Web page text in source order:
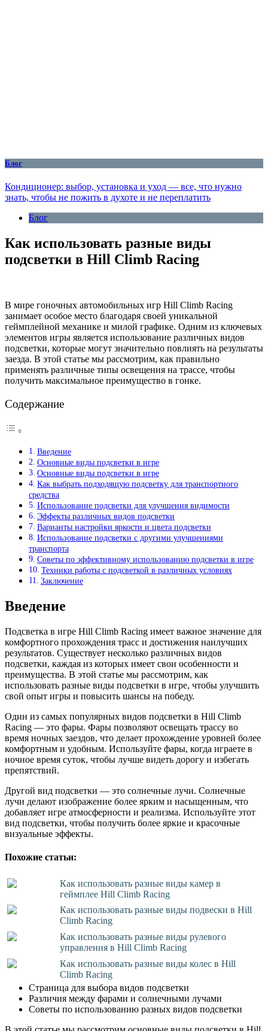
Блог
Кондиционер: выбор, установка и уход — все, что нужно
знать, чтобы не пожить в духоте и не переплатить
Блог
Как использовать разные виды
подсветки в Hill Climb Racing
В мире гоночных автомобильных игр Hill Climb Racing
занимает особое место благодаря своей уникальной
геймплейной механике и милой графике. Одним из ключевых
элементов игры является использование различных видов
подсветки, которые могут значительно повлиять на результаты
заезда. В этой статье мы рассмотрим, как правильно
применять различные типы освещения на трассе, чтобы
получить максимальное преимущество в гонке.
Содержание
Введение
Основные виды подсветки в игре
Основные виды подсветки в игре
Как выбрать подходящую подсветку для транспортного
средства
Использование подсветки для улучшения видимости
Эффекты различных видов подсветки
Варианты настройки яркости и цвета подсветки
Использование подсветки с другими улучшениями
транспорта
Советы по эффективному использованию подсветки в игре
Техники работы с подсветкой в различных условиях
Заключение
Введение
Подсветка в игре Hill Climb Racing имеет важное значение для
комфортного прохождения трасс и достижения наилучших
результатов. Существует несколько различных видов
подсветки, каждая из которых имеет свои особенности и
преимущества. В этой статье мы рассмотрим, как
использовать разные виды подсветки в игре, чтобы улучшить
свой опыт игры и повысить шансы на победу.
Один из самых популярных видов подсветки в Hill Climb
Racing — это фары. Фары позволяют освещать трассу во
время ночных заездов, что делает прохождение уровней более
комфортным и удобным. Используйте фары, когда играете в
ночное время суток, чтобы лучше видеть дорогу и избегать
препятствий.
Другой вид подсветки — это солнечные лучи. Солнечные
лучи делают изображение более ярким и насыщенным, что
добавляет игре атмосферности и реализма. Используйте этот
вид подсветки, чтобы получить более яркие и красочные
визуальные эффекты.
Похожие статьи:
Как использовать разные виды камер в
геймплее Hill Climb Racing
Как использовать разные виды подвески в Hill
Climb Racing
Как использовать разные виды рулевого
управления в Hill Climb Racing
Как использовать разные виды колес в Hill
Climb Racing
Страница для выбора видов подсветки
Различия между фарами и солнечными лучами
Советы по использованию разных видов подсветки